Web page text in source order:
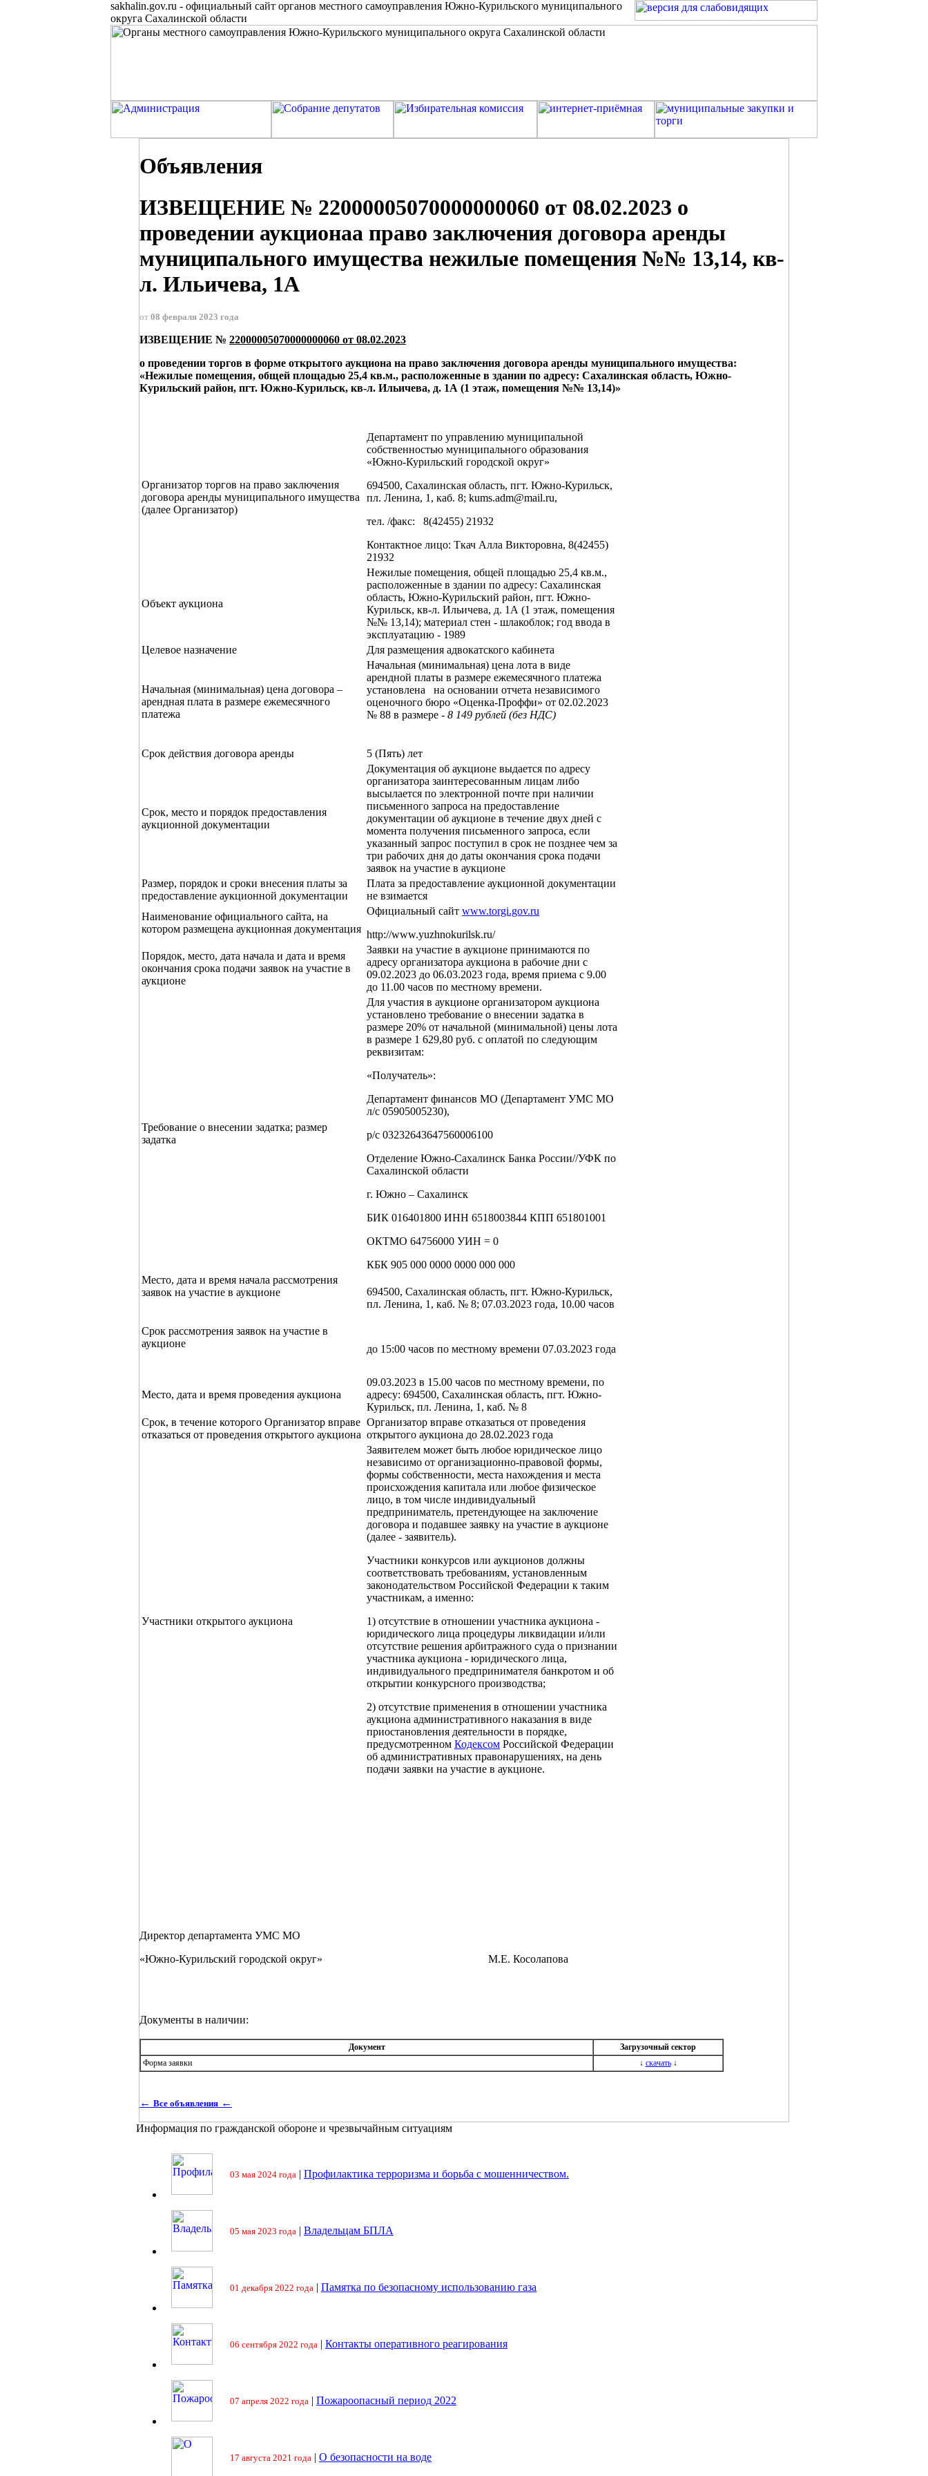
sakhalin.gov.ru - официальный сайт органов местного самоуправления Южно-Курильского муниципального
округа Сахалинской области
Объявления
ИЗВЕЩЕНИЕ № 22000005070000000060 от 08.02.2023 о
проведении аукционаа право заключения договора аренды
муниципального имущества нежилые помещения №№ 13,14, кв-
л. Ильичева, 1А
от 08 февраля 2023 года
ИЗВЕЩЕНИЕ № 22000005070000000060 от 08.02.2023
о проведении торгов в форме открытого аукциона на право заключения договора аренды муниципального имущества:
«Нежилые помещения, общей площадью 25,4 кв.м., расположенные в здании по адресу: Сахалинская область, Южно-
Курильский район, пгт. Южно-Курильск, кв-л. Ильичева, д. 1А (1 этаж, помещения №№ 13,14)»
Организатор торгов на право заключения
договора аренды муниципального имущества
(далее Организатор)
Департамент по управлению муниципальной
собственностью муниципального образования
«Южно-Курильский городской округ»
694500, Сахалинская область, пгт. Южно-Курильск,
пл. Ленина, 1, каб. 8; kums.adm@mail.ru,
тел. /факс: 8(42455) 21932
Контактное лицо: Ткач Алла Викторовна, 8(42455)
21932
Объект аукциона
Нежилые помещения, общей площадью 25,4 кв.м.,
расположенные в здании по адресу: Сахалинская
область, Южно-Курильский район, пгт. Южно-
Курильск, кв-л. Ильичева, д. 1А (1 этаж, помещения
№№ 13,14); материал стен - шлакоблок; год ввода в
эксплуатацию - 1989
Целевое назначение
Для размещения адвокатского кабинета
Начальная (минимальная) цена договора –
арендная плата в размере ежемесячного
платежа
Начальная (минимальная) цена лота в виде
арендной платы в размере ежемесячного платежа
установлена на основании отчета независимого
оценочного бюро «Оценка-Проффи» от 02.02.2023
№ 88 в размере - 8 149 рублей (без НДС)
Срок действия договора аренды 5 (Пять) лет
Срок, место и порядок предоставления
аукционной документации
Документация об аукционе выдается по адресу
организатора заинтересованным лицам либо
высылается по электронной почте при наличии
письменного запроса на предоставление
документации об аукционе в течение двух дней с
момента получения письменного запроса, если
указанный запрос поступил в срок не позднее чем за
три рабочих дня до даты окончания срока подачи
заявок на участие в аукционе
Размер, порядок и сроки внесения платы за
предоставление аукционной документации
Плата за предоставление аукционной документации
не взимается
Наименование официального сайта, на
котором размещена аукционная документация
Официальный сайт www.torgi.gov.ru
http://www.yuzhnokurilsk.ru/
Порядок, место, дата начала и дата и время
окончания срока подачи заявок на участие в
аукционе
Заявки на участие в аукционе принимаются по
адресу организатора аукциона в рабочие дни с
09.02.2023 до 06.03.2023 года, время приема с 9.00
до 11.00 часов по местному времени.
Требование о внесении задатка; размер
задатка
Для участия в аукционе организатором аукциона
установлено требование о внесении задатка в
размере 20% от начальной (минимальной) цены лота
в размере 1 629,80 руб. с оплатой по следующим
реквизитам:
«Получатель»:
Департамент финансов МО (Департамент УМС МО
л/с 05905005230),
р/с 03232643647560006100
Отделение Южно-Сахалинск Банка России//УФК по
Сахалинской области
г. Южно – Сахалинск
БИК 016401800 ИНН 6518003844 КПП 651801001
ОКТМО 64756000 УИН = 0
КБК 905 000 0000 0000 000 000
Место, дата и время начала рассмотрения
заявок на участие в аукционе
694500, Сахалинская область, пгт. Южно-Курильск,
пл. Ленина, 1, каб. № 8; 07.03.2023 года, 10.00 часов
Срок рассмотрения заявок на участие в
аукционе
до 15:00 часов по местному времени 07.03.2023 года
Место, дата и время проведения аукциона
09.03.2023 в 15.00 часов по местному времени, по
адресу: 694500, Сахалинская область, пгт. Южно-
Курильск, пл. Ленина, 1, каб. № 8
Срок, в течение которого Организатор вправе
отказаться от проведения открытого аукциона
Организатор вправе отказаться от проведения
открытого аукциона до 28.02.2023 года
Участники открытого аукциона
Заявителем может быть любое юридическое лицо
независимо от организационно-правовой формы,
формы собственности, места нахождения и места
происхождения капитала или любое физическое
лицо, в том числе индивидуальный
предприниматель, претендующее на заключение
договора и подавшее заявку на участие в аукционе
(далее - заявитель).
Участники конкурсов или аукционов должны
соответствовать требованиям, установленным
законодательством Российской Федерации к таким
участникам, а именно:
1) отсутствие в отношении участника аукциона -
юридического лица процедуры ликвидации и/или
отсутствие решения арбитражного суда о признании
участника аукциона - юридического лица,
индивидуального предпринимателя банкротом и об
открытии конкурсного производства;
2) отсутствие применения в отношении участника
аукциона административного наказания в виде
приостановления деятельности в порядке,
предусмотренном Кодексом Российской Федерации
об административных правонарушениях, на день
подачи заявки на участие в аукционе.
Директор департамента УМС МО
«Южно-Курильский городской округ» М.Е. Косолапова
Документы в наличии:
Документ
Загрузочный сектор
Форма заявки
↓ скачать↓
← Все объявления ←
Информация по гражданской обороне и чрезвычайным ситуациям
03 мая 2024 года | Профилактика терроризма и борьба с мошенничеством.
05 мая 2023 года | Владельцам БПЛА
01 декабря 2022 года | Памятка по безопасному использованию газа
06 сентября 2022 года | Контакты оперативного реагирования
07 апреля 2022 года | Пожароопасный период 2022
17 августа 2021 года | О безопасности на воде